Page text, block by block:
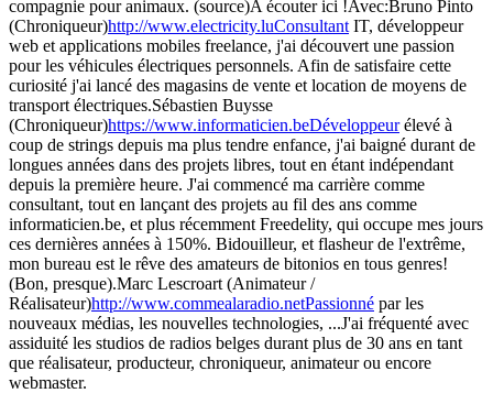
compagnie pour animaux. (source)A écouter ici !Avec:Bruno Pinto
(Chroniqueur)http://www.electricity.luConsultant IT, développeur
web et applications mobiles freelance, j'ai découvert une passion
pour les véhicules électriques personnels. Afin de satisfaire cette
curiosité j'ai lancé des magasins de vente et location de moyens de
transport électriques.Sébastien Buysse
(Chroniqueur)https://www.informaticien.beDéveloppeurélevé à
coup de strings depuis ma plus tendre enfance, j'ai baigné durant de
longues années dans des projets libres, tout en étant indépendant
depuis la première heure. J'ai commencé ma carrière comme
consultant, tout en lançant des projets au fil des ans comme
informaticien.be, et plus récemment Freedelity, qui occupe mes jours
ces dernières années à 150%. Bidouilleur, et flasheur de l'extrême,
mon bureau est le rêve des amateurs de bitonios en tous genres!
(Bon, presque).Marc Lescroart (Animateur /
Réalisateur)http://www.commealaradio.netPassionné par les
nouveaux médias, les nouvelles technologies, ...J'ai fréquenté avec
assiduité les studios de radios belges durant plus de 30 ans en tant
que réalisateur, producteur, chroniqueur, animateur ou encore
webmaster.